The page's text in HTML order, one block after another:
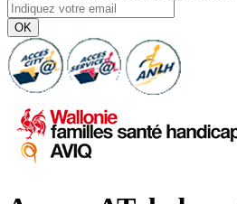
OK